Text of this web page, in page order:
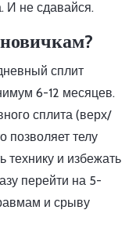
И не сдавайся.
сплит
6-12 месяцев.
сплита (верх/
позволяет телу
технику и избежать
перейти на 5-
и срыву